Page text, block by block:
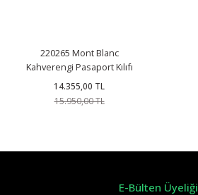
220265 Mont Blanc
Kahverengi Pasaport Kılıfı
14.355,00 TL
15.950,00 TL
E-Bülten Üyeliği